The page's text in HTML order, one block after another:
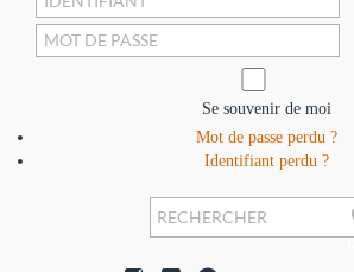
Se souvenir de moi
Mot de passe perdu ?
Identifiant perdu ?